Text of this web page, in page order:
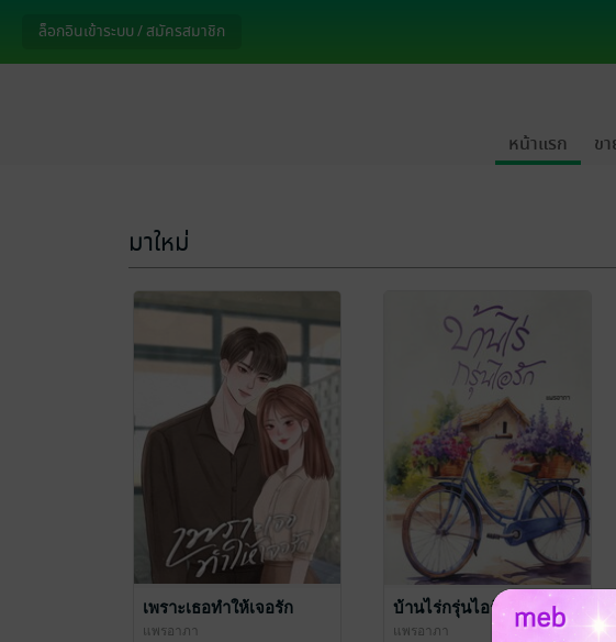
ล็อกอินเข้าระบบ / สมัครสมาชิก
หน้าแรก ข
มาใหม่
เพราะเธอทำให้เจอรัก
แพรอาภา
บ้านไร่กรุ่นไอรัก
แพรอาภา